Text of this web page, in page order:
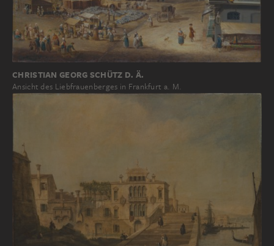
CHRISTIAN GEORG SCHÜTZ D. Ä.
Ansicht des Liebfrauenberges in Frankfurt a. M.